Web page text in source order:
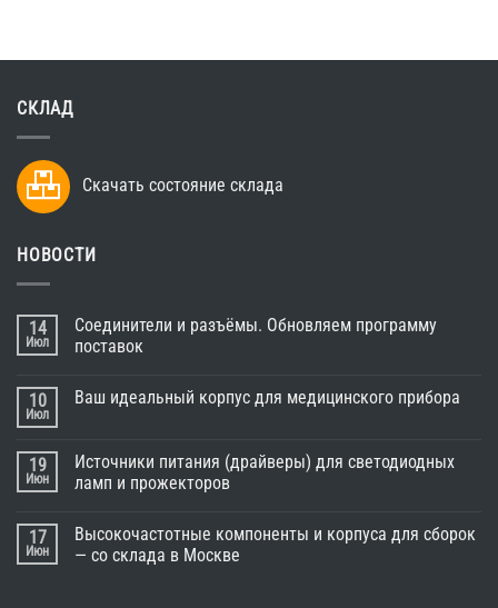
СКЛАД
Скачать состояние склада
НОВОСТИ
14
Июл
Соединители и разъёмы. Обновляем программу
поставок
10
Июл
Ваш идеальный корпус для медицинского прибора
19
Июн
Источники питания (драйверы) для светодиодных
ламп и прожекторов
17
Июн
Высокочастотные компоненты и корпуса для сборок
— со склада в Москве